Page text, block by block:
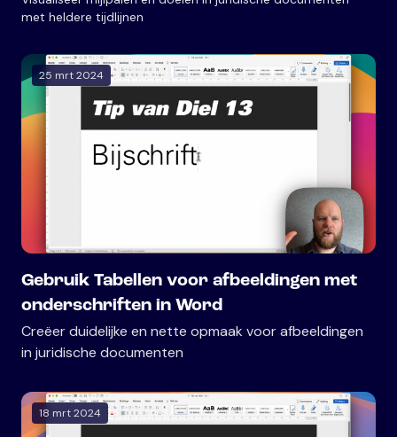
met heldere tijdlijnen
25 mrt 2024
Gebruik Tabellen voor afbeeldingen met
onderschriften in Word
Creëer duidelijke en nette opmaak voor afbeeldingen
in juridische documenten
18 mrt 2024